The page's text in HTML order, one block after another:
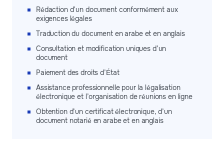
Rédaction d’un document conformément aux
exigences légales
Traduction du document en arabe et en anglais
Consultation et modification uniques d’un
document
Paiement des droits d’État
Assistance professionnelle pour la légalisation
électronique et l’organisation de réunions en ligne
Obtention d’un certificat électronique, d’un
document notarié en arabe et en anglais